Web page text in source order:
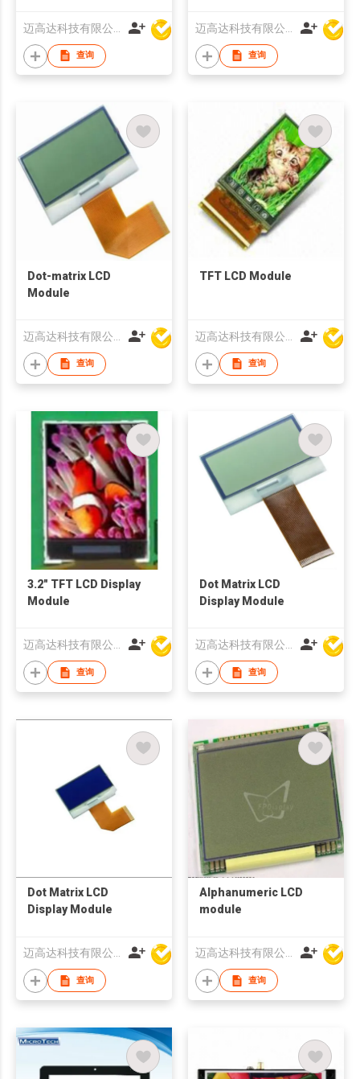
查询 查询
Dot-matrix LCD
Module
查询
TFT LCD Module
查询
3.2" TFT LCD Display
Module
查询
Dot Matrix LCD
Display Module
查询
Dot Matrix LCD
Display Module
迈高达科技有限公司
查询
Alphanumeric LCD
module
迈高达科技有限公司
查询